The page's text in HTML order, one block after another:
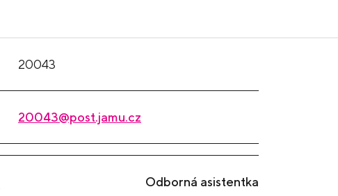
20043
20043@post.jamu.cz
Odborná asistentka